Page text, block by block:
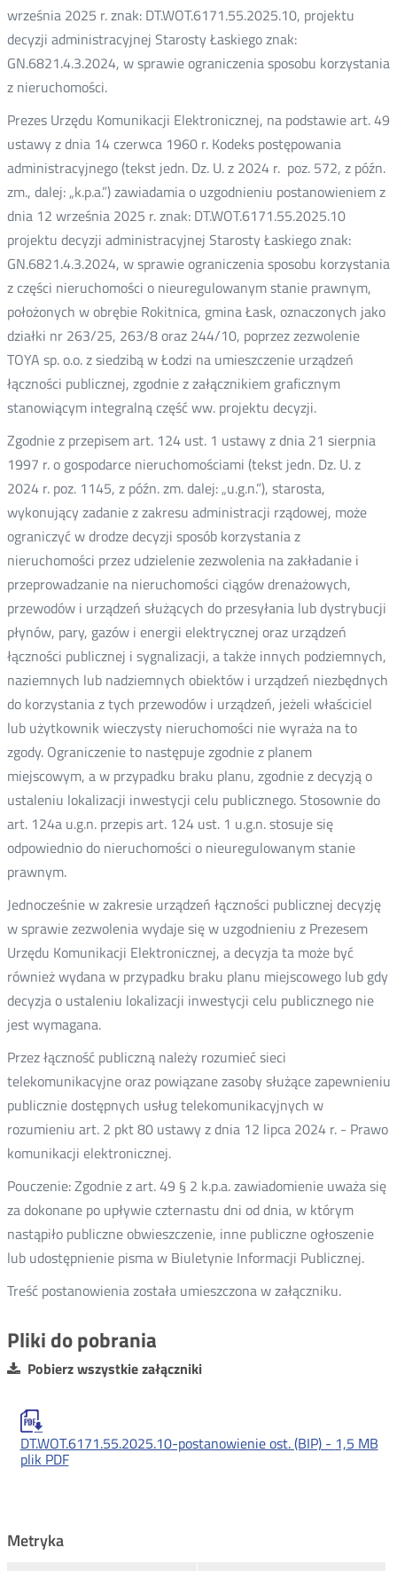
września 2025 r. znak: DT.WOT.6171.55.2025.10, projektu
decyzji administracyjnej Starosty Łaskiego znak:
GN.6821.4.3.2024, w sprawie ograniczenia sposobu korzystania
z nieruchomości.
Prezes Urzędu Komunikacji Elektronicznej, na podstawie art. 49
ustawy z dnia 14 czerwca 1960 r. Kodeks postępowania
administracyjnego (tekst jedn. Dz. U. z 2024 r. poz. 572, z późn.
zm., dalej: „k.p.a.”) zawiadamia o uzgodnieniu postanowieniem z
dnia 12 września 2025 r. znak: DT.WOT.6171.55.2025.10
projektu decyzji administracyjnej Starosty Łaskiego znak:
GN.6821.4.3.2024, w sprawie ograniczenia sposobu korzystania
z części nieruchomości o nieuregulowanym stanie prawnym,
położonych w obrębie Rokitnica, gmina Łask, oznaczonych jako
działki nr 263/25, 263/8 oraz 244/10, poprzez zezwolenie
TOYA sp. o.o. z siedzibą w Łodzi na umieszczenie urządzeń
łączności publicznej, zgodnie z załącznikiem graficznym
stanowiącym integralną część ww. projektu decyzji.
Zgodnie z przepisem art. 124 ust. 1 ustawy z dnia 21 sierpnia
1997 r. o gospodarce nieruchomościami (tekst jedn. Dz. U. z
2024 r. poz. 1145, z późn. zm. dalej: „u.g.n.”), starosta,
wykonujący zadanie z zakresu administracji rządowej, może
ograniczyć w drodze decyzji sposób korzystania z
nieruchomości przez udzielenie zezwolenia na zakładanie i
przeprowadzanie na nieruchomości ciągów drenażowych,
przewodów i urządzeń służących do przesyłania lub dystrybucji
płynów, pary, gazów i energii elektrycznej oraz urządzeń
łączności publicznej i sygnalizacji, a także innych podziemnych,
naziemnych lub nadziemnych obiektów i urządzeń niezbędnych
do korzystania z tych przewodów i urządzeń, jeżeli właściciel
lub użytkownik wieczysty nieruchomości nie wyraża na to
zgody. Ograniczenie to następuje zgodnie z planem
miejscowym, a w przypadku braku planu, zgodnie z decyzją o
ustaleniu lokalizacji inwestycji celu publicznego. Stosownie do
art. 124a u.g.n. przepis art. 124 ust. 1 u.g.n. stosuje się
odpowiednio do nieruchomości o nieuregulowanym stanie
prawnym.
Jednocześnie w zakresie urządzeń łączności publicznej decyzję
w sprawie zezwolenia wydaje się w uzgodnieniu z Prezesem
Urzędu Komunikacji Elektronicznej, a decyzja ta może być
również wydana w przypadku braku planu miejscowego lub gdy
decyzja o ustaleniu lokalizacji inwestycji celu publicznego nie
jest wymagana.
Przez łączność publiczną należy rozumieć sieci
telekomunikacyjne oraz powiązane zasoby służące zapewnieniu
publicznie dostępnych usług telekomunikacyjnych w
rozumieniu art. 2 pkt 80 ustawy z dnia 12 lipca 2024 r. - Prawo
komunikacji elektronicznej.
Pouczenie: Zgodnie z art. 49 § 2 k.p.a. zawiadomienie uważa się
za dokonane po upływie czternastu dni od dnia, w którym
nastąpiło publiczne obwieszczenie, inne publiczne ogłoszenie
lub udostępnienie pisma w Biuletynie Informacji Publicznej.
Treść postanowienia została umieszczona w załączniku.
Pliki do pobrania
Pobierz wszystkie załączniki
DT.WOT.6171.55.2025.10-postanowienie ost. (BIP) - 1,5 MB
plik PDF
Metryka